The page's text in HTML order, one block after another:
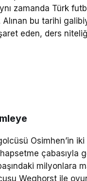
zamanda Türk
bu tarihi
eden, ders
Osimhen’in
hapsetme
milyonlara
Weghorst ile